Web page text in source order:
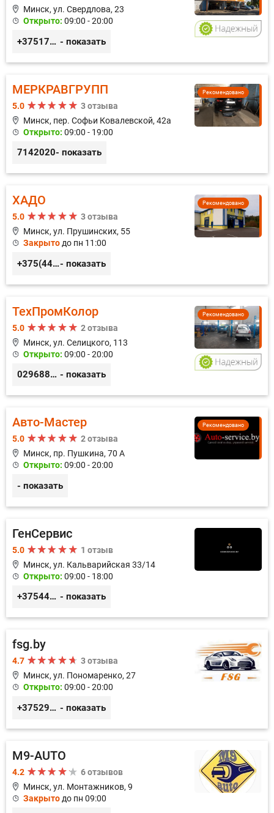
Минск, ул. Свердлова, 23
Открыто: 09:00 - 20:00
+375173212443 - показать
Рекомендовано
МЕРКРАВГРУПП
5.0
3 отзыва
Минск, пер. Софьи Ковалевской, 42а
Открыто: 09:00 - 19:00
7142020- показать
Рекомендовано
ХАДО
5.0
3 отзыва
Минск, ул. Прушинских, 55
Закрыто до пн 11:00
+375(44) 559-27-77- показать
Рекомендовано
ТехПромКолор
5.0
2 отзыва
Минск, ул. Селицкого, 113
Открыто: 09:00 - 20:00
0296889898 - показать
Рекомендовано
Авто-Мастер
5.0
2 отзыва
Минск, пр. Пушкина, 70 А
Открыто: 09:00 - 20:00
- показать
ГенСервис
5.0
1 отзыв
Минск, ул. Кальварийская 33/14
Открыто: 09:00 - 18:00
+375444649592 - показать
fsg.by
4.7
3 отзыва
Минск, ул. Пономаренко, 27
Открыто: 09:00 - 20:00
+375291882338 - показать
M9-AUTO
4.2
6 отзывов
Минск, ул. Монтажников, 9
Закрыто до пн 09:00